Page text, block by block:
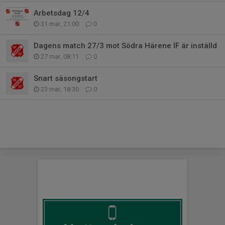
Arbetsdag 12/4
31 mar, 21:00 0
Dagens match 27/3 mot Södra Härene IF är inställd
27 mar, 08:11 0
Snart säsongstart
23 mar, 18:30 0